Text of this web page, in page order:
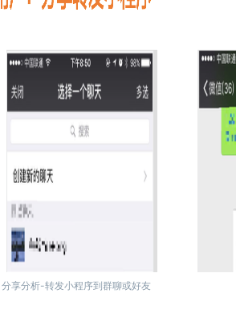
分享分析-转发小程序到群聊或好友